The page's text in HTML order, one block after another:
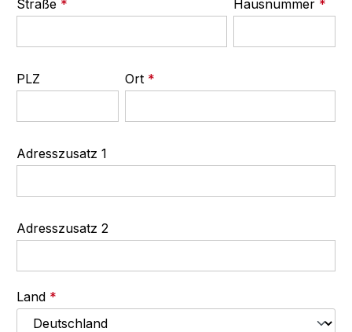
Straße * Hausnummer *
PLZ Ort *
Adresszusatz 1
Adresszusatz 2
Land *